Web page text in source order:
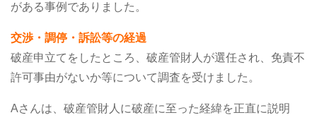
がある事例でありました。
交渉・調停・訴訟等の経過
破産申立てをしたところ、破産管財人が選任され、免責不
許可事由がないか等について調査を受けました。
Aさんは、破産管財人に破産に至った経緯を正直に説明